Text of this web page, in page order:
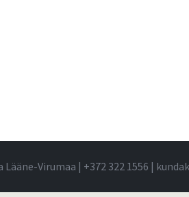
Lääne-Virumaa | +372 322 1556 |